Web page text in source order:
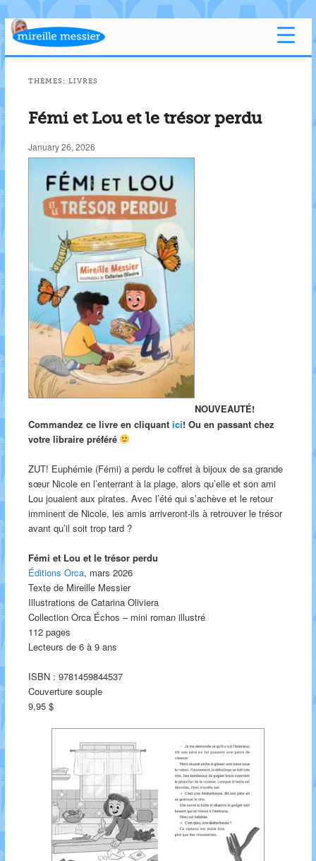
THÈMES: LIVRES
Fémi et Lou et le trésor perdu
January 26, 2026
NOUVEAUTÉ!
Commandez ce livre en cliquant ici! Ou en passant chez
votre libraire préféré
ZUT! Euphémie (Fémi) a perdu le coffret à bijoux de sa grande
sœur Nicole en l’enterrant à la plage, alors qu’elle et son ami
Lou jouaient aux pirates. Avec l’été qui s’achève et le retour
imminent de Nicole, les amis arriveront-ils à retrouver le trésor
avant qu’il soit trop tard ?
Fémi et Lou et le trésor perdu
Éditions Orca, mars 2026
Texte de Mireille Messier
Illustrations de Catarina Oliviera
Collection Orca Échos – mini roman illustré
112 pages
Lecteurs de 6 à 9 ans
ISBN : 9781459844537
Couverture souple
9,95 $